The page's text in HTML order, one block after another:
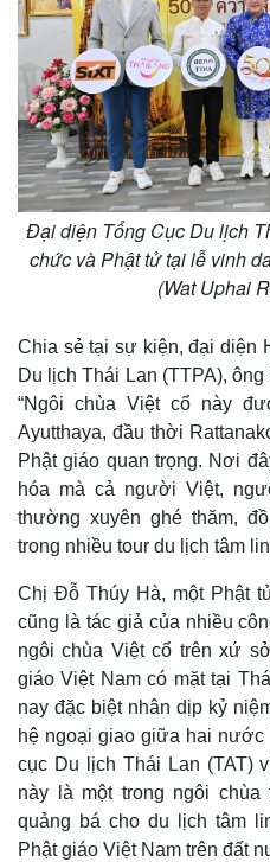
Thế giới
Quan sát
Cuộc sống đó đây
Hồ sơ
Đại diện Tổng Cục Du lịch
chức và Phật tử tại lễ vinh
(Wat Uphai
Chia sẻ tại sự kiện, đại diện
Du lịch Thái Lan (TTPA),
“Ngôi chùa Việt cổ này
Ayutthaya, đầu thời
Phật giáo quan trọng. Nơi
hóa mà cả người Việt,
thường xuyên ghé thăm,
trong nhiều tour du lịch tâm
Chị Đỗ Thúy Hà, một Phật
cũng là tác giả của nhiều
ngôi chùa Việt cổ trên xứ
giáo Việt Nam có mặt tại
nay đặc biệt nhân dịp kỷ
hệ ngoại giao giữa hai nước
cục Du lịch Thái Lan (TAT)
này là một trong ngôi
quảng bá cho du lịch tâm
Phật giáo Việt Nam trên đất